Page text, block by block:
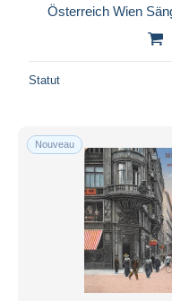
Österreich Wien
Statut
Nouveau